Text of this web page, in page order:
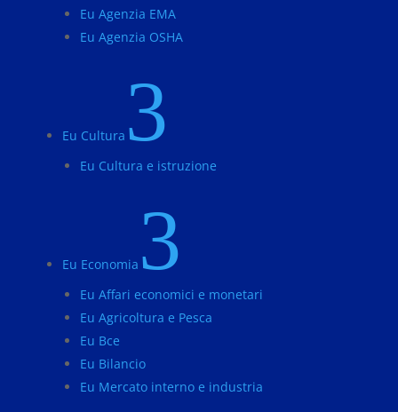
Eu Agenzia EMA
Eu Agenzia OSHA
Eu Cultura 3
Eu Cultura e istruzione
Eu Economia 3
Eu Affari economici e monetari
Eu Agricoltura e Pesca
Eu Bce
Eu Bilancio
Eu Mercato interno e industria